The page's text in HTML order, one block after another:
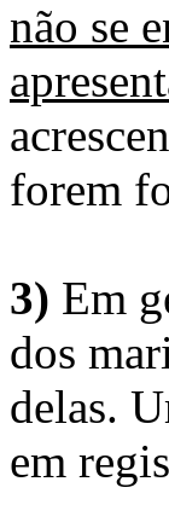
não se
forem
3) Em
dos
delas.
em